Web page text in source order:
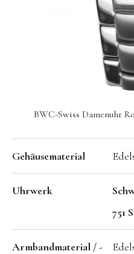
stets unser Ziel
mit hervorragender
Schweizer
BWC-Swiss Damenuhr
Gehäusematerial
Uhrwerk
751
Armbandmaterial / -